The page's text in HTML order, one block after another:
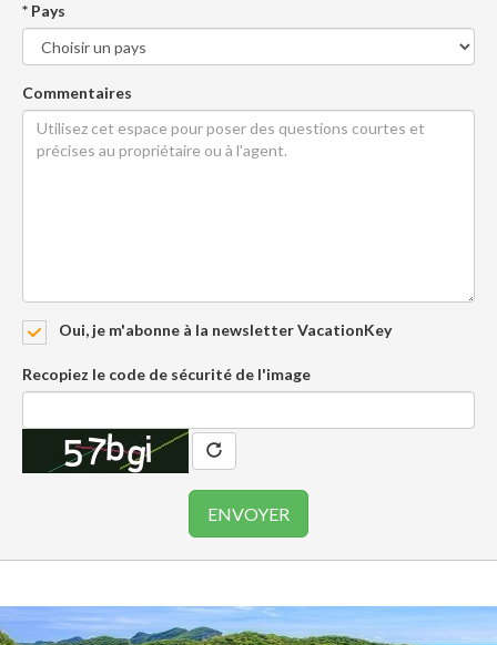
* Pays
Commentaires
Oui, je m'abonne à la newsletter VacationKey
Recopiez le code de sécurité de l'image